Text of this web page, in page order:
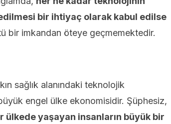
bir ihtiyaç olarak kabul edilse
bir imkandan öteye geçmemektedir.
sağlık alanındaki teknolojik
engel ülke ekonomisidir. Şüphesiz,
yaşayan insanların büyük bir